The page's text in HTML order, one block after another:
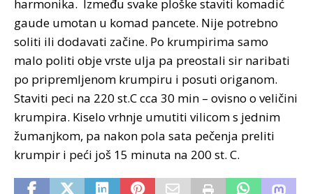
harmonika. Između svake ploške staviti komadić
gaude umotan u komad pancete. Nije potrebno
soliti ili dodavati začine. Po krumpirima samo
malo politi obje vrste ulja pa preostali sir naribati
po pripremljenom krumpiru i posuti origanom.
Staviti peci na 220 st.C cca 30 min – ovisno o veličini
krumpira. Kiselo vrhnje umutiti vilicom s jednim
žumanjkom, pa nakon pola sata pečenja preliti
krumpir i peći još 15 minuta na 200 st. C.